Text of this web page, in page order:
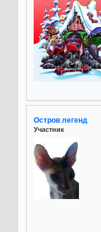
Остров легенд
Участник